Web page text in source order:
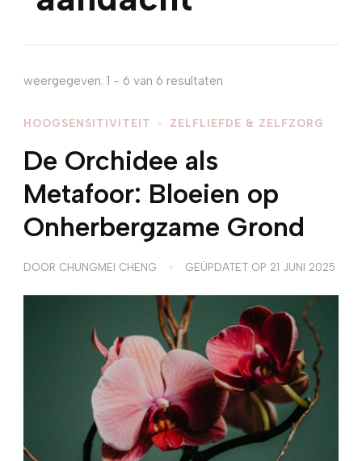
weergegeven: 1 - 6 van 6 resultaten
HOOGSENSITIVITEIT ZELFLIEFDE & ZELFZORG
De Orchidee als
Metafoor: Bloeien op
Onherbergzame Grond
DOOR CHUNGMEI CHENG GEÜPDATET OP 21 JUNI 2025